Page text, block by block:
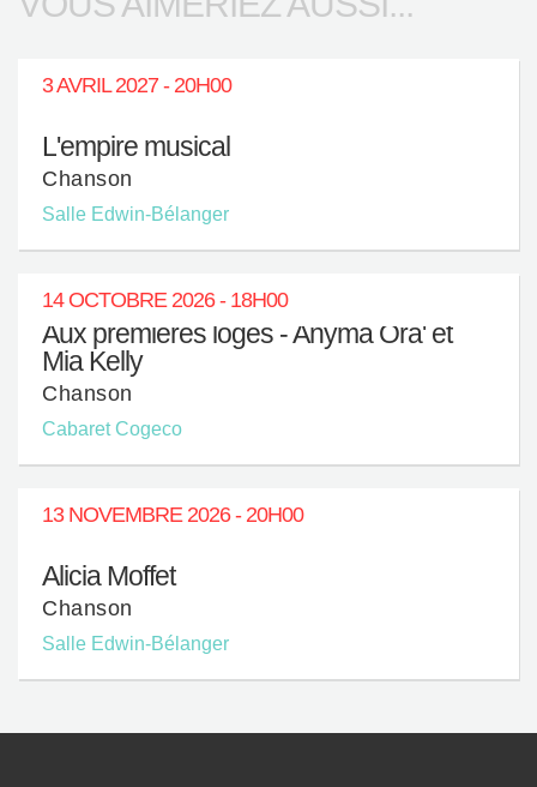
3 AVRIL 2027 - 20H00
L'empire musical
Chanson
Salle Edwin-Bélanger
14 OCTOBRE 2026 - 18H00
Aux premières loges - Anyma Ora' et
Mia Kelly
Chanson
Cabaret Cogeco
13 NOVEMBRE 2026 - 20H00
Alicia Moffet
Chanson
Salle Edwin-Bélanger